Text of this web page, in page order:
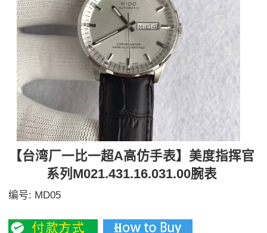
【台湾厂一比一超A高仿手表】美度指挥官
系列M021.431.16.031.00腕表
编号: MD05